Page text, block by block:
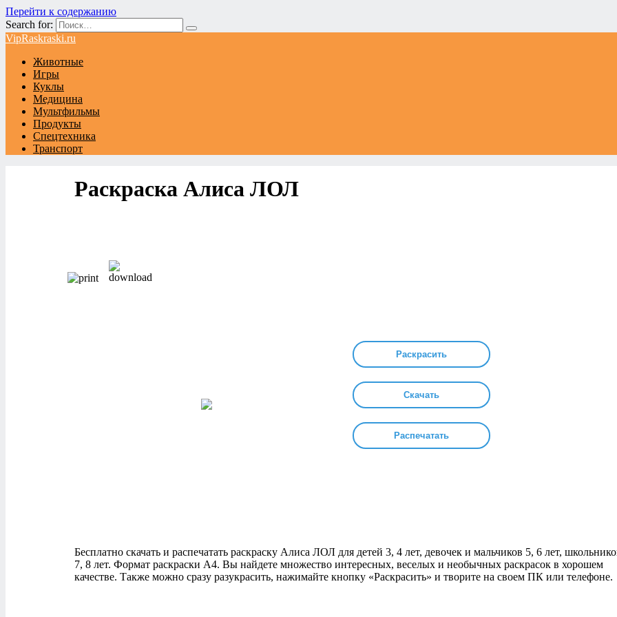
Перейти к содержанию
Search for:
VipRaskraski.ru
Животные
Игры
Куклы
Медицина
Мультфильмы
Продукты
Спецтехника
Транспорт
Раскраска Алиса ЛОЛ
Раскрасить
Скачать
Распечатать
Бесплатно скачать и распечатать раскраску Алиса ЛОЛ для детей 3, 4 лет, девочек и мальчиков 5, 6 лет,
7, 8 лет. Формат раскраски А4. Вы найдете множество интересных, веселых и необычных раскрасок в хорошем
качестве. Также можно сразу разукрасить, нажимайте кнопку «Раскрасить» и творите на своем ПК или телефоне.